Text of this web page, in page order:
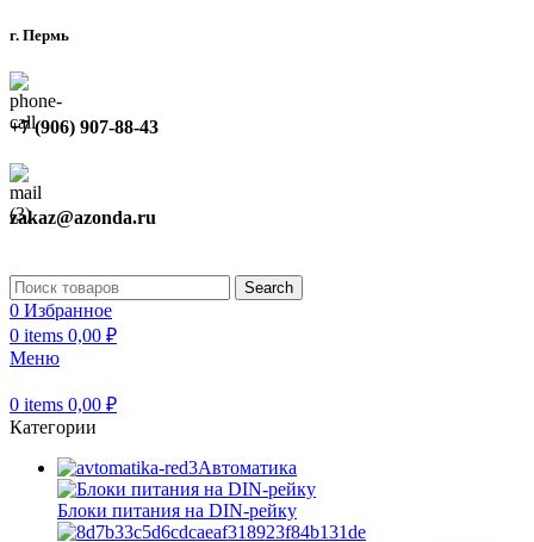
г. Пермь
+7 (906) 907-88-43
zakaz@azonda.ru
Search
0 Избранное
0 items 0,00 ₽
Меню
0 items 0,00 ₽
Категории
Автоматика
Блоки питания на DIN-рейку